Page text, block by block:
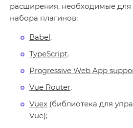
расширения, необходимые для
набора плагинов:
Babel.
TypeScript.
Progressive Web App
Vue Router.
Vuex (библиотека для
Vue);